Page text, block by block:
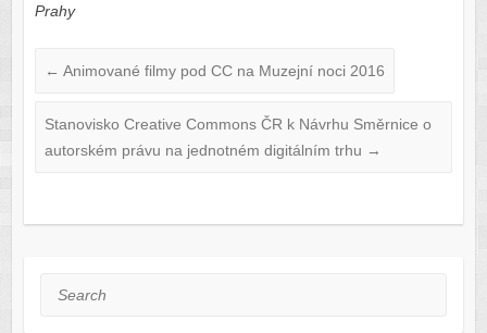
Prahy
← Animované filmy pod CC na Muzejní noci 2016
Stanovisko Creative Commons ČR k Návrhu Směrnice o
autorském právu na jednotném digitálním trhu →
Search